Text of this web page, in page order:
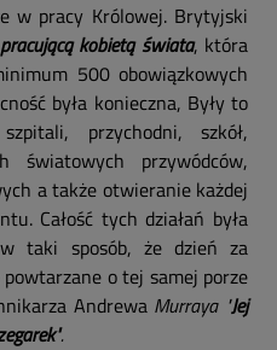
w pracy Królowej. Brytyjski
kobietą świata, która
500 obowiązkowych
była konieczna, Były to
przychodni, szkół,
światowych przywódców,
a także otwieranie każdej
Całość tych działań była
taki sposób, że dzień za
o tej samej porze
Andrewa Murraya "Jej
.